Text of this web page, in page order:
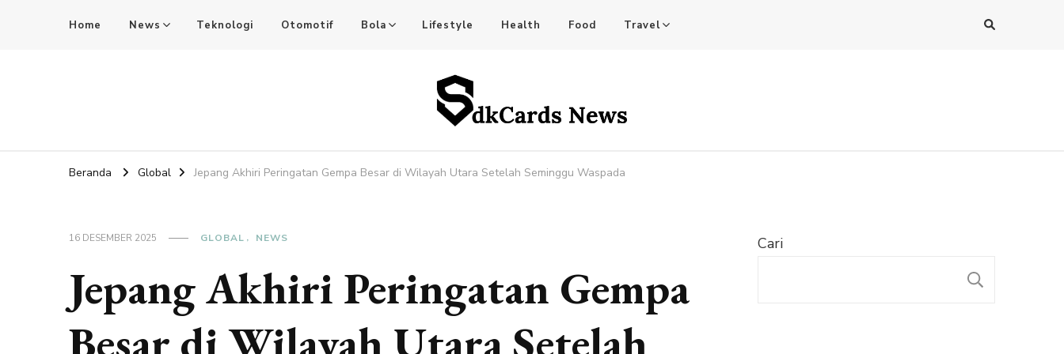
Home News Teknologi Otomotif Bola Lifestyle Health Food Travel
Beranda Global Jepang Akhiri Peringatan Gempa Besar di Wilayah Utara Setelah Seminggu Waspada
16 DESEMBER 2025 GLOBAL NEWS
Jepang Akhiri Peringatan Gempa
Besar di Wilayah Utara Setelah
Cari